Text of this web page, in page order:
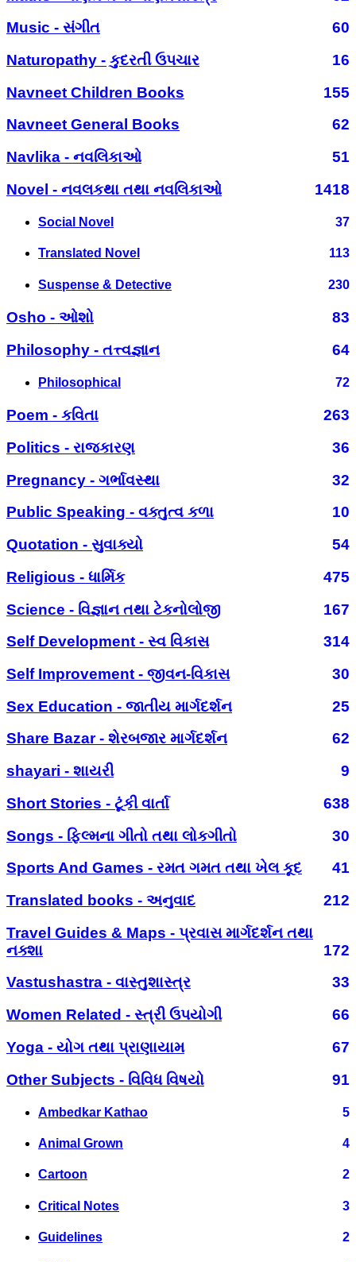
Music - સંગીત
60
Naturopathy - કુદરતી ઉપચાર
16
Navneet Children Books
155
Navneet General Books
62
Navlika - નવલિકાઓ
51
Novel - નવલકથા તથા નવલિકાઓ
1418
Social Novel 37
Translated Novel 113
Suspense & Detective 230
Osho - ઓશો
83
Philosophy - તત્ત્વજ્ઞાન
64
Philosophical 72
Poem - કવિતા
263
Politics - રાજકારણ
36
Pregnancy - ગર્ભાવસ્થા
32
Public Speaking - વક્તુત્વ કળા
10
Quotation - સુવાક્યો
54
Religious - ધાર્મિક
475
Science - વિજ્ઞાન તથા ટેકનોલોજી
167
Self Development - સ્વ વિકાસ
314
Self Improvement - જીવન-વિકાસ
30
Sex Education - જાતીય માર્ગદર્શન
25
Share Bazar - શેરબજાર માર્ગદર્શન
62
shayari - શાયરી
9
Short Stories - ટૂંકી વાર્તા
638
Songs - ફિલ્મના ગીતો તથા લોકગીતો
30
Sports And Games - રમત ગમત તથા ખેલ કૂદ
41
Translated books - અનુવાદ
212
Travel Guides & Maps - પ્રવાસ માર્ગદર્શન તથા
નક્શા
172
Vastushastra - વાસ્તુશાસ્ત્ર
33
Women Related - સ્ત્રી ઉપયોગી
66
Yoga - યોગ તથા પ્રાણાયામ
67
Other Subjects - વિવિધ વિષયો
91
Ambedkar Kathao 5
Animal Grown 4
Cartoon 2
Critical Notes 3
Guidelines 2